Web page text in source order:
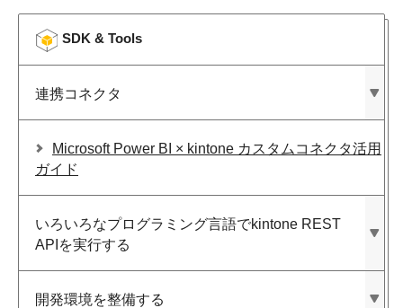
SDK & Tools
連携コネクタ
Microsoft Power BI × kintone カスタムコネクタ活用
ガイド
いろいろな​プログラミング言語で​kintone REST
APIを​実行する
開発環境を​整備する